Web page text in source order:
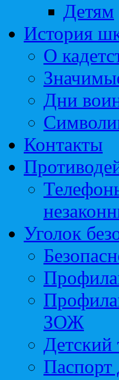
Детям
История
О
Дни
Контакты
Уголок
ЗОЖ
Детский
Паспорт